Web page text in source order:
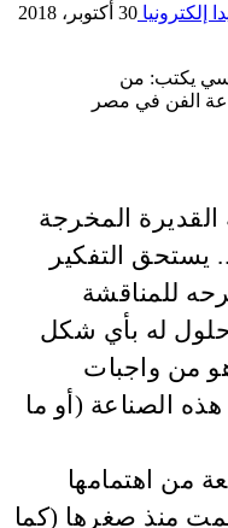
إلكترونيا 30 أكتوبر، 2018
القديرة المخرجة
يستحق التفكير
للمناقشة
حلول له بأي شكل
من واجبات
هذه الصناعة (أو ما
من اهتمامها
منذ صغرها (كما